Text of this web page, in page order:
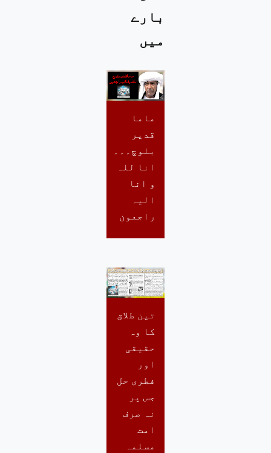
بارے
میں
ماما
قدیر
بلوچ۔۔۔
انا للہ
و انا
الیہ
راجعون
تین طلاق
کا وہ
حقیقی
اور
فطری حل
جس پر
نہ صرف
امت
مسلمہ